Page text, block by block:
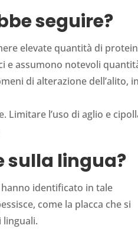
seguire?
elevate quantità di
e assumono notevoli
di alterazione dell’alito, in
Limitare l’uso di aglio e
sulla lingua?
identificato in tale
come la placca che si
linguali.